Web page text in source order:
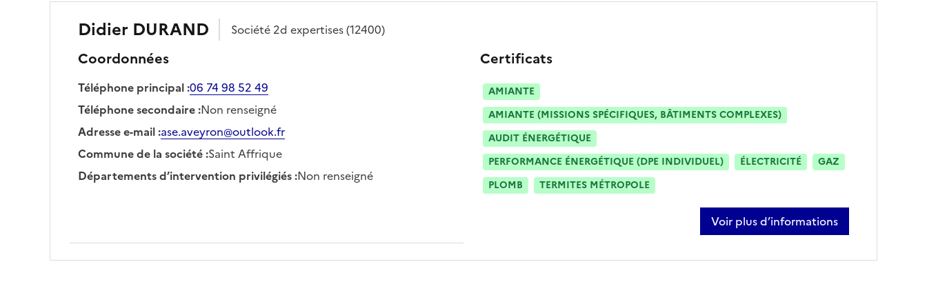
Didier DURAND Société 2d expertises(12400)
Coordonnées
Téléphone principal:06 74 98 52 49
Téléphone secondaire:Non renseigné
Adresse e-mail:ase.aveyron@outlook.fr
Commune de la société:Saint Affrique
Départements d’intervention privilégiés:Non renseigné
Certificats
AMIANTE
AMIANTE (MISSIONS SPÉCIFIQUES, BÂTIMENTS COMPLEXES)
AUDIT ÉNERGÉTIQUE
PERFORMANCE ÉNERGÉTIQUE (DPE INDIVIDUEL)
ÉLECTRICITÉ
GAZ
PLOMB
TERMITES MÉTROPOLE
Voir plus d’informations
sur didier durand